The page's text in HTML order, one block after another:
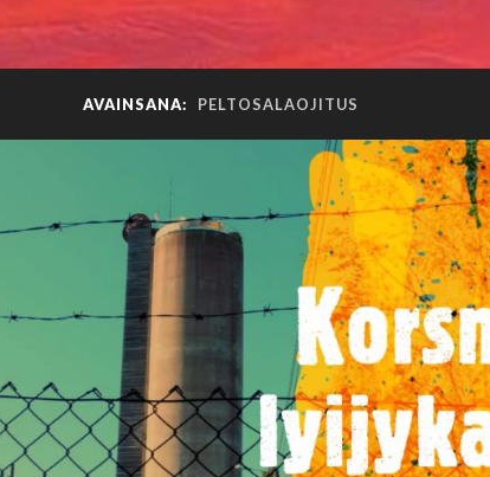
AVAINSANA: PELTOSALAOJITUS